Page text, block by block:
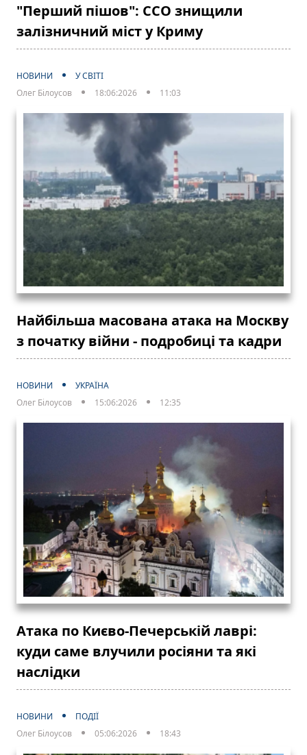
"Перший пішов": ССО знищили
залізничний міст у Криму
НОВИНИ
У СВІТІ
Олег Білоусов
18:06:2026 11:03
Найбільша масована атака на Москву
з початку війни - подробиці та кадри
НОВИНИ
УКРАЇНА
Олег Білоусов
15:06:2026 12:35
Атака по Києво-Печерській лаврі:
куди саме влучили росіяни та які
наслідки
НОВИНИ
ПОДІЇ
Олег Білоусов
05:06:2026 18:43